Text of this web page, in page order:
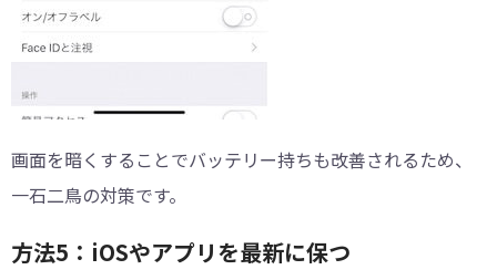
画面を暗くすることでバッテリー持ちも改善されるため、
一石二鳥の対策です。
方法5：iOSやアプリを最新に保つ